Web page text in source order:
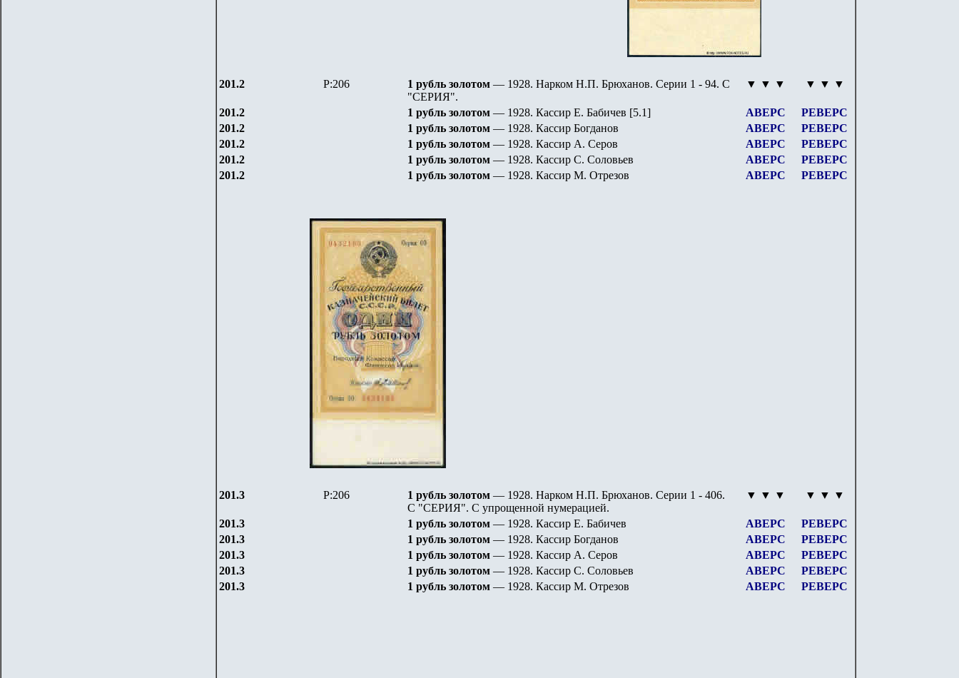
201.2 P:206 1 рубль золотом — 1928. Нарком Н.П. Брюханов. Серии 1 - 94. С
"СЕРИЯ".
▼ ▼ ▼ ▼ ▼ ▼
201.2 1 рубль золотом — 1928. Кассир Е. Бабичев [5.1] АВЕРС
РЕВЕРС
201.2
1 рубль золотом — 1928. Кассир Богданов АВЕРС
РЕВЕРС
201.2
1 рубль золотом — 1928. Кассир А. Серов АВЕРС
РЕВЕРС
201.2
1 рубль золотом — 1928. Кассир С. Соловьев АВЕРС
РЕВЕРС
201.2
1 рубль золотом — 1928. Кассир М. Отрезов АВЕРС РЕВЕРС
201.3 P:206 1 рубль золотом — 1928. Нарком Н.П. Брюханов. Серии 1 - 406.
С "СЕРИЯ". С упрощенной нумерацией.
▼ ▼ ▼ ▼ ▼ ▼
201.3 1 рубль золотом — 1928. Кассир Е. Бабичев АВЕРС
РЕВЕРС
201.3
1 рубль золотом — 1928. Кассир Богданов АВЕРС
РЕВЕРС
201.3
1 рубль золотом — 1928. Кассир А. Серов АВЕРС
РЕВЕРС
201.3
1 рубль золотом — 1928. Кассир С. Соловьев АВЕРС
РЕВЕРС
201.3
1 рубль золотом — 1928. Кассир М. Отрезов АВЕРС РЕВЕРС